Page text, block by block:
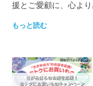
援とご愛顧に、心よ
もっと読む